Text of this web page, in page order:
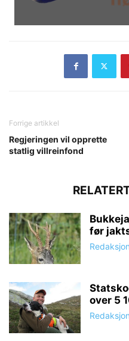
Forrige artikkel
Regjeringen vil opprette
statlig villreinfond
før
over 5